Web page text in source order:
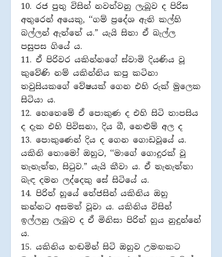
10. රජ පුතු විසින් නවත්වනු ලැබූව ද පිරිස
අතුරෙන් අයෙකු, ‘‘ගම් ප‍්‍රදේශ ඇති කල්හි
බල්ලන් ඇත්තේ ය.” යැයි සිතා ඒ බැල්ල
පසුපස ගියේ ය.
11. ඒ පිරිවර යකින්නගේ ස්වාමි දියණිය වූ
කුවේණි නම් යකින්නිය කපු කටිනා
තවුසියකගේ වේෂයක් ගෙන එහි රුක් මුලෙක
සිටියා ය.
12. හෙතෙමේ ඒ පොකුණ ද එහි සිටි තාපසිය
ද දැක එහි පිවිසනා, දිය බී, නෙළුම් අල ද
13. පොකුණෙන් දිය ද ගෙන ගොඩවූයේ ය.
යකිනි තොමෝ ඔහුට, ‘‘මාගේ ගොදුරක් වූ
තැනැත්ත, සිටුව.” යැයි කීවා ය. ඒ තැනැත්තා
බැඳ දමන ලද්දෙකු සේ සිටියේ ය.
14. පිරිත් හූයේ තේජසින් යකිනිය ඔහු
කන්නට අසමත් වූවා ය. යකිනිය විසින්
ඉල්ලනු ලැබූව ද ඒ මිනිසා පිරිත් හුය නුදුන්නේ
ය.
15. යකිනිය හඬමින් සිටි ඔහුව උමඟකට